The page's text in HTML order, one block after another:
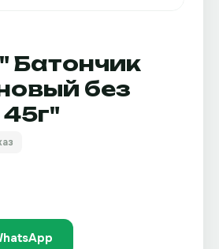
Батончик
без